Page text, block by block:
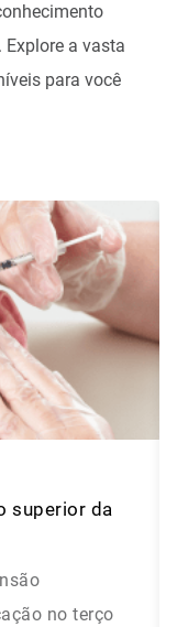
a vasta
para você
superior da
no terço